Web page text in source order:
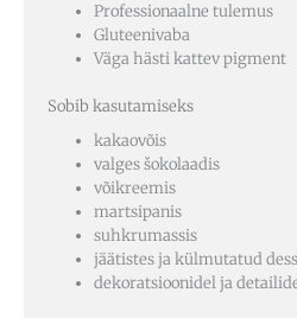
Professionaalne tulemus
Gluteenivaba
Väga hästi kattev pigment
Sobib kasutamiseks
kakaovõis
valges šokolaadis
võikreemis
martsipanis
suhkrumassis
jäätistes ja külmutatud
dekoratsioonidel ja